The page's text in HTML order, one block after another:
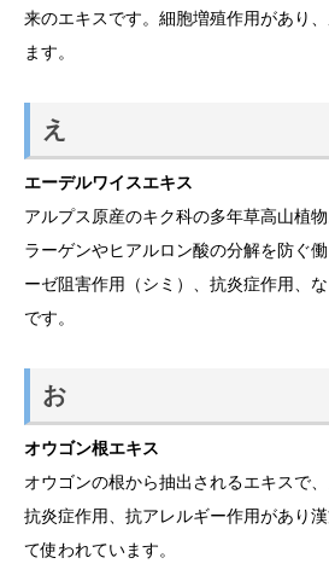
来のエキスです。細胞増殖作用があり
ます。
え
エーデルワイスエキス
アルプス原産のキク科の多年草高山植
ラーゲンやヒアルロン酸の分解を防ぐ
ーゼ阻害作用（シミ）、抗炎症作用、
です。
お
オウゴン根エキス
オウゴンの根から抽出されるエキスで
抗炎症作用、抗アレルギー作用があり
て使われています。